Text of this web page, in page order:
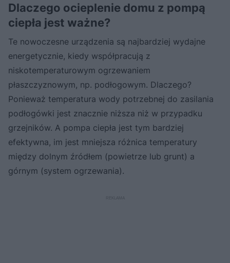
Dlaczego ocieplenie domu z pompą
ciepła jest ważne?
Te nowoczesne urządzenia są najbardziej wydajne
energetycznie, kiedy współpracują z
niskotemperaturowym ogrzewaniem
płaszczyznowym, np. podłogowym. Dlaczego?
Ponieważ temperatura wody potrzebnej do zasilania
podłogówki jest znacznie niższa niż w przypadku
grzejników. A pompa ciepła jest tym bardziej
efektywna, im jest mniejsza różnica temperatury
między dolnym źródłem (powietrze lub grunt) a
górnym (system ogrzewania).